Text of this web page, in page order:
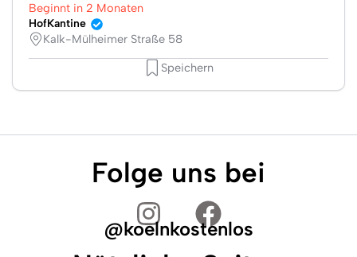
Beginnt in 2 Monaten
HofKantine
Kalk-Mülheimer Straße 58
Speichern
Folge uns bei
@koelnkostenlos